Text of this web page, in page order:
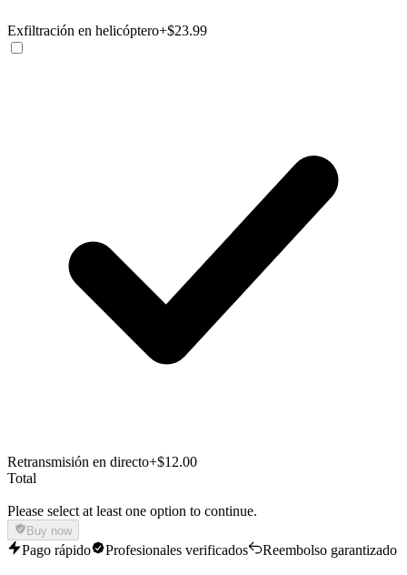
Exfiltración en helicóptero+$23.99
Retransmisión en directo+$12.00
Total
Please select at least one option to continue.
Buy now
Pago rápido Profesionales verificados Reembolso garantizado